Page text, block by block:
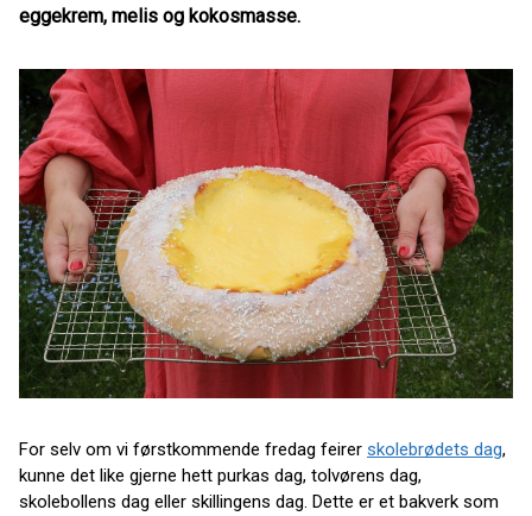
eggekrem, melis og kokosmasse.
For selv om vi førstkommende fredag feirer skolebrødets dag,
kunne det like gjerne hett purkas dag, tolvørens dag,
skolebollens dag eller skillingens dag. Dette er et bakverk som